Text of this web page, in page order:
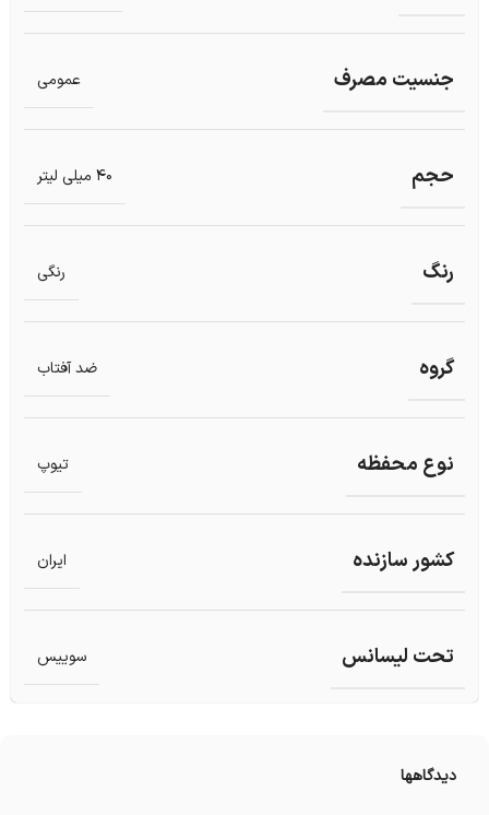
جنسیت مصرف عمومی
حجم 40 میلی لیتر
رنگ رنگی
گروه ضد آفتاب
نوع محفظه تیوپ
کشور سازنده ایران
تحت لیسانس سوییس
دیدگاهها